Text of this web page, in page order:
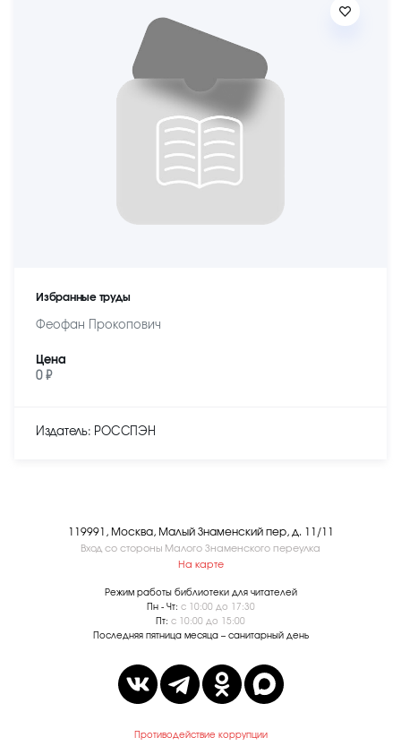
Избранные труды
Феофан Прокопович
Цена
0 ₽
Издатель: РОССПЭН
119991, Москва, Малый Знаменский пер, д. 11/11
Вход со стороны Малого Знаменского переулка
На карте
Режим работы библиотеки для читателей
Пн - Чт: с 10:00 до 17:30
Пт: с 10:00 до 15:00
Последняя пятница месяца – санитарный день
Противодействие коррупции